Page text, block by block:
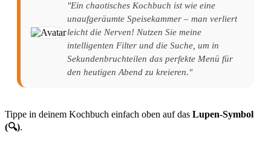
"Ein chaotisches Kochbuch ist wie eine
unaufgeräumte Speisekammer – man verliert
leicht die Nerven! Nutzen Sie meine
intelligenten Filter und die Suche, um in
Sekundenbruchteilen das perfekte Menü für
den heutigen Abend zu kreieren."
Tippe in deinem Kochbuch einfach oben auf das Lupen-Symbol
(🔍).